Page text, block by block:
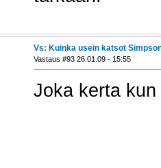
Vs: Kuinka usein katsot
Vastaus #93 26.01.09 - 15:55
Joka kerta